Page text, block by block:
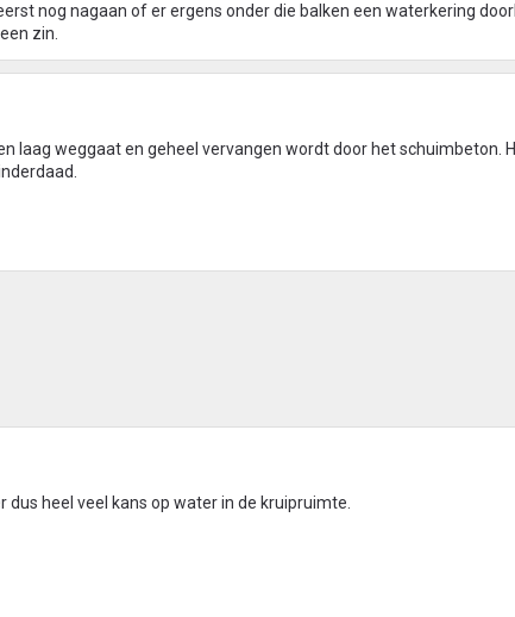
nog nagaan of er ergens onder die balken een waterkering
zin.
laag weggaat en geheel vervangen wordt door het schuimbeton.
dus heel veel kans op water in de kruipruimte.